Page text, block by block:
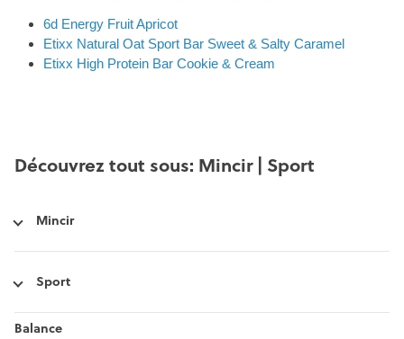
6d Energy Fruit Apricot
Etixx Natural Oat Sport Bar Sweet & Salty Caramel
Etixx High Protein Bar Cookie & Cream
Découvrez tout sous: Mincir | Sport
Mincir
Sport
Balance